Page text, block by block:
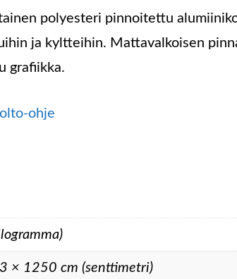
polyesteri pinnoitettu
ja kyltteihin. Mattavalkoisen
grafiikka.
ohje
× 1250 cm (senttimetri)